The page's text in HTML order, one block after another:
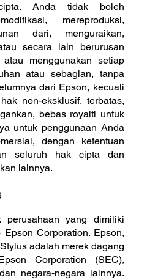
Anda tidak boleh
mereproduksi,
dari, menguraikan,
secara lain berurusan
menggunakan setiap
atau sebagian, tanpa
dari Epson, kecuali
non-eksklusif, terbatas,
bebas royalti untuk
untuk penggunaan Anda
dengan ketentuan
seluruh hak cipta dan
lainnya.
yang dimiliki
Corporation. Epson,
adalah merek dagang
Corporation (SEC),
negara-negara lainnya.